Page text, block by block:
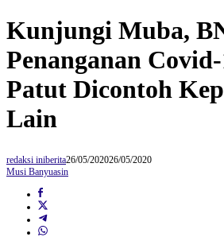
Kunjungi Muba,
Penanganan
Patut Dicontoh
Lain
redaksi iniberita26/05/202026/05/2020
Musi Banyuasin